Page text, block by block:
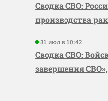
Сводка СВО:
производства
31 июл в 10:42
Сводка СВО:
завершения СВО»,